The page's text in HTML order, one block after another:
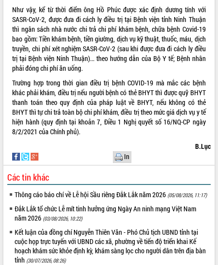
Như vậy, kể từ thời điểm ông Hồ Phúc được xác định dương tính với
SASR-CoV-2, được đưa đi cách ly điều trị tại Bệnh viện tỉnh Ninh Thuận
thì ngân sách nhà nước chi trả chi phí khám bệnh, chữa bệnh Covid-19
bao gồm: Tiền khám bệnh, tiền giường, dịch vụ kỹ thuật, thuốc, máu, dịch
truyền, chi phí xét nghiệm SASR-CoV-2 (sau khi được đưa đi cách ly điều
trị tại Bệnh viện Ninh Thuận)... theo hướng dẫn của Bộ Y tế; Bệnh nhân
phải đóng chi phí ăn uống.
Trường hợp trong thời gian điều trị bệnh COVID-19 mà mắc các bệnh
khác phải khám, điều trị nếu người bệnh có thẻ BHYT thì được quỹ BHYT
thanh toán theo quy định của pháp luật về BHYT, nếu không có thẻ
BHYT thì tự chi trả toàn bộ chi phí khám, điều trị theo mức giá dịch vụ y tế
hiện hành (quy định tại khoản 7, Điều 1 Nghị quyết số 16/NQ-CP ngày
8/2/2021 của Chính phủ).
B.Lục
In
Các tin khác
Thông cáo báo chí về Lễ hội Sầu riêng Đắk Lắk năm 2026 (05/08/2026, 11:17)
Đắk Lắk tổ chức Lễ mít tinh hưởng ứng Ngày An ninh mạng Việt Nam
năm 2026 (03/08/2026, 10:22)
Kết luận của đồng chí Nguyễn Thiên Văn - Phó Chủ tịch UBND tỉnh tại
cuộc họp trực tuyến với UBND các xã, phường về tiến độ triển khai Kế
hoạch khám sức khỏe định kỳ, khám sàng lọc cho người dân trên địa bàn
tỉnh (30/07/2026, 08:26)